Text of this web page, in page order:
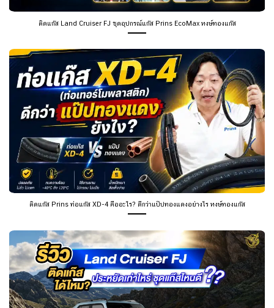
ติดแก๊ส Land Cruiser FJ ชุดอุปกรณ์แก๊ส Prins EcoMax หงษ์ทองแก๊ส
ติดแก๊ส Prins ท่อแก๊ส XD-4 คืออะไร? ดีกว่าแป๊ปทองแดงอย่างไร หงษ์ทองแก๊ส